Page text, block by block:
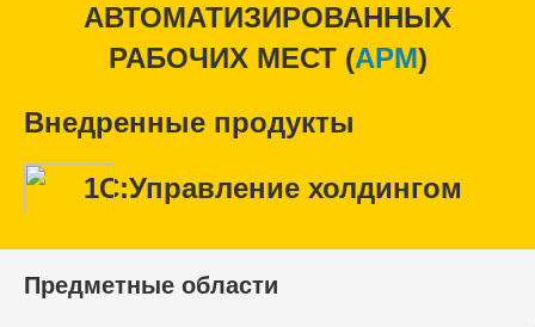
АВТОМАТИЗИРОВАННЫХ
РАБОЧИХ МЕСТ (APM)
Внедренные продукты
1С:Управление холдингом
Предметные области